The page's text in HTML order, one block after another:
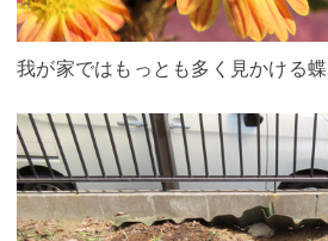
我が家ではもっとも多く見かける蝶